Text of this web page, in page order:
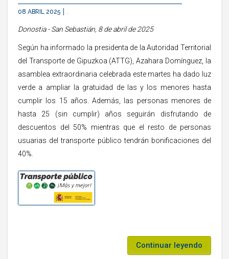
08 ABRIL 2025 .
Donostia - San Sebastián, 8 de abril de 2025
Según ha informado la presidenta de la Autoridad Territorial
del Transporte de Gipuzkoa (ATTG), Azahara Domínguez, la
asamblea extraordinaria celebrada este martes ha dado luz
verde a ampliar la gratuidad de las y los menores hasta
cumplir los 15 años. Además, las personas menores de
hasta 25 (sin cumplir) años seguirán disfrutando de
descuentos del 50% mientras que el resto de personas
usuarias del transporte público tendrán bonificaciones del
40%.
Continuar leyendo